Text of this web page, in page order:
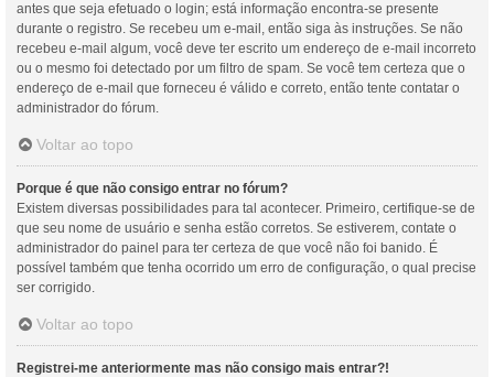
antes que seja efetuado o login; está informação encontra-se presente
durante o registro. Se recebeu um e-mail, então siga às instruções. Se não
recebeu e-mail algum, você deve ter escrito um endereço de e-mail incorreto
ou o mesmo foi detectado por um filtro de spam. Se você tem certeza que o
endereço de e-mail que forneceu é válido e correto, então tente contatar o
administrador do fórum.
Voltar ao topo
Porque é que não consigo entrar no fórum?
Existem diversas possibilidades para tal acontecer. Primeiro, certifique-se de
que seu nome de usuário e senha estão corretos. Se estiverem, contate o
administrador do painel para ter certeza de que você não foi banido. É
possível também que tenha ocorrido um erro de configuração, o qual precise
ser corrigido.
Voltar ao topo
Registrei-me anteriormente mas não consigo mais entrar?!